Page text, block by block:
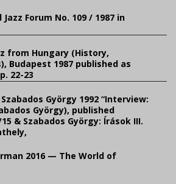
Forum No. 109 / 1987 in
from Hungary (History,
Budapest 1987 published as
22-23
György 1992 “Interview:
György), published
& Szabados György: Írások III.
2016 — The World of